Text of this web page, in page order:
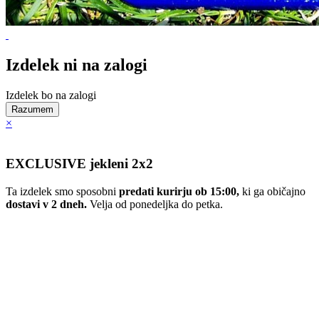
Izdelek ni na zalogi
Izdelek bo na zalogi
Razumem
×
EXCLUSIVE jekleni 2x2
Ta izdelek smo sposobni predati kurirju ob 15:00, ki ga običajno
dostavi v 2 dneh. Velja od ponedeljka do petka.